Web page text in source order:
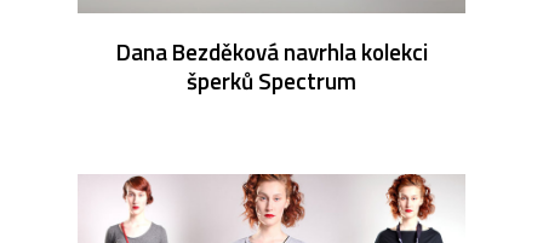
Dana Bezděková navrhla kolekci
šperků Spectrum